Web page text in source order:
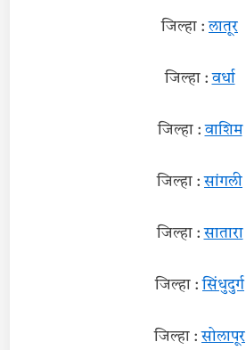
जिल्हा :लातूर
जिल्हा :वर्धा
जिल्हा :वाशिम
जिल्हा :सांगली
जिल्हा :सातारा
जिल्हा :सिंधुदुर्ग
जिल्हा :सोलापूर